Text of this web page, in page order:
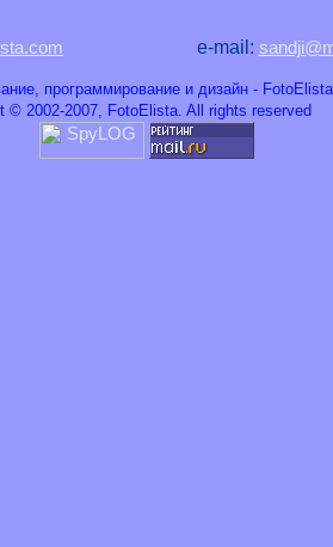
e-mail:
программирование и дизайн - FotoElista
© 2002-2007, FotoElista. All rights reserved